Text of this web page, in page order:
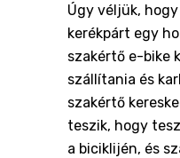
Úgy véljük,
kerékpárt egy
szakértő e-bike
szállítania és
szakértő
teszik, hogy
a biciklijén, és